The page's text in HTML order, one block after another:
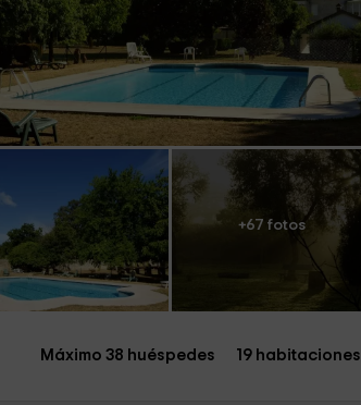
+67 fotos
Máximo 38 huéspedes 19 habitaciones